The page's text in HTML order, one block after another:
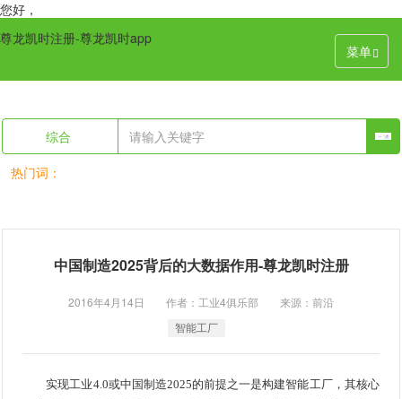
您好，
菜单
尊龙凯时注册-尊龙凯时app
综合
热门词：
中国制造2025背后的大数据作用-尊龙凯时注册
2016年4月14日 作者：工业4俱乐部 来源：前沿
智能工厂
实现工业4.0或中国制造2025的前提之一是构建智能工厂，其核心